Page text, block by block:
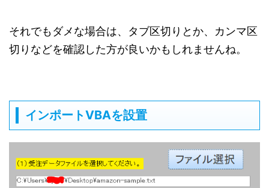
それでもダメな場合は、タブ区切りとか、カンマ区
切りなどを確認した方が良いかもしれませんね。
インポートVBAを設置